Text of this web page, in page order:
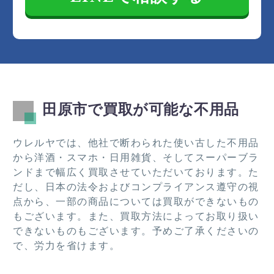
田原市で買取が可能な不用品
ウレルヤでは、他社で断わられた使い古した不用品
から洋酒・スマホ・日用雑貨、そしてスーパーブラ
ンドまで幅広く買取させていただいております。た
だし、日本の法令およびコンプライアンス遵守の視
点から、一部の商品については買取ができないもの
もございます。また、買取方法によってお取り扱い
できないものもございます。予めご了承くださいの
で、労力を省けます。